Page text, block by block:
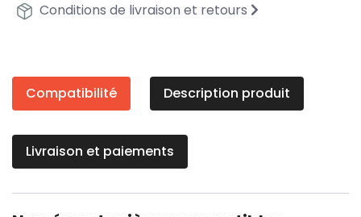
Conditions de livraison et retours
Compatibilité Description produit
Livraison et paiements